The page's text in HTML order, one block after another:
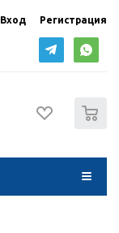
Вход Регистрация